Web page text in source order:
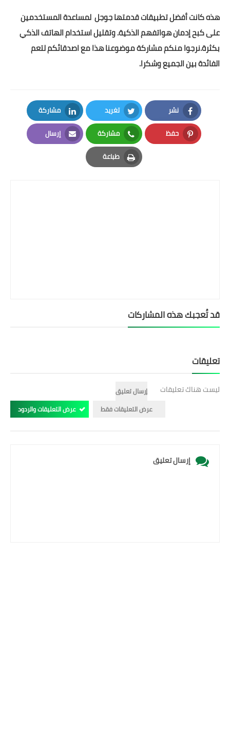
هذه كانت أفضل تطبيقات قدمتها جوجل لمساعدة المستخدمين
على كبح إدمان هواتفهم الذكية. وتقليل استخدام الهاتف الذكي
بكثرة.نرجوا منكم مشاركة موضوعنا هذا مع اصدقائكم لتعم
الفائدة بين الجميع وشكرا.
نشر
Facebook
تغريد
Twitter
مشاركة
LinkedIn
حفظ
Pinterest
مشاركة
Whatsapp
إرسال
Email
طباعة
Print
قد تُعجبك هذه المشاركات
تعليقات
ليست هناك تعليقات
إرسال تعليق
عرض التعليقات فقط
عرض التعليقات والردود
إرسال تعليق